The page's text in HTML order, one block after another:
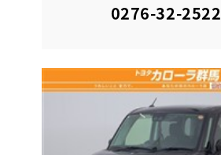
0276-32-2522